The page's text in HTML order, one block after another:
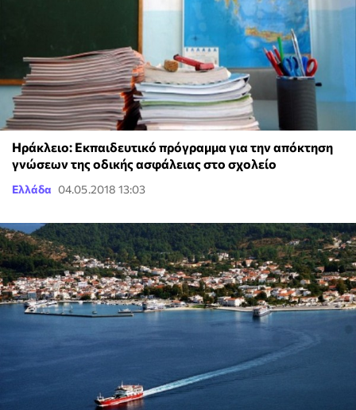
Ηράκλειο: Εκπαιδευτικό πρόγραμμα για την απόκτηση
γνώσεων της οδικής ασφάλειας στο σχολείο
Ελλάδα 04.05.2018 13:03